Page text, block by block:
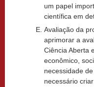
um papel
científica em
Avaliação da
aprimorar a
Ciência Aberta
econômico,
necessidade
necessário